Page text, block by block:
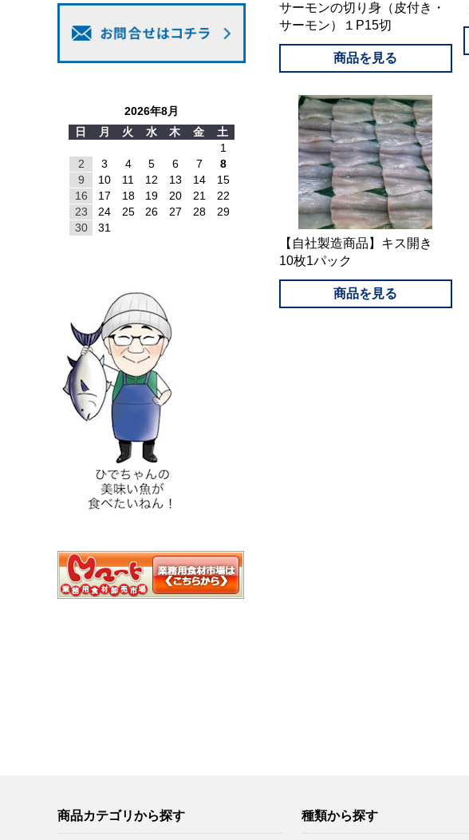
サーモンの切り身（皮付き・
サーモン）１P15切
【自社製造商品】キス開き
10枚1パック
2026年8月
日
月 火 水 木 金
土
1
2
3 4 5 6 7
8
9
10 11 12 13 14
15
16
17 18 19 20 21
22
23
24 25 26 27 28
29
30
31
商品カテゴリから探す 種類から探す